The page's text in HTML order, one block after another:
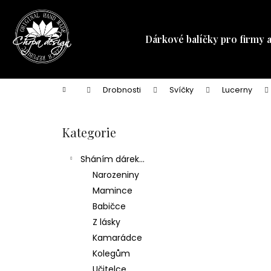
obsah
Dárkové balíčky pro firmy
Domů Drobnosti Svíčky Lucerny
Přeskočit
kategorie
Kategorie
Sháním dárek...
Narozeniny
Mamince
Babičce
Z lásky
Kamarádce
Kolegům
Zpět
do
obchodu
Zpět
do
obchodu